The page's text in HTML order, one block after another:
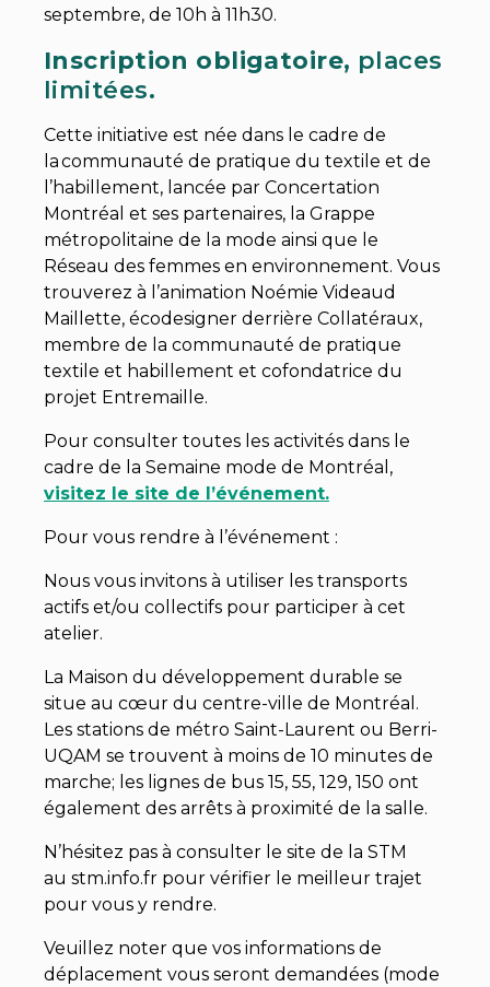
septembre, de 10h à 11h30.
Inscription obligatoire, places
limitées.
Cette initiative est née dans le cadre de
la communauté de pratique du textile et de
l’habillement, lancée par Concertation
Montréal et ses partenaires, la Grappe
métropolitaine de la mode ainsi que le
Réseau des femmes en environnement. Vous
trouverez à l’animation Noémie Videaud
Maillette, écodesigner derrière Collatéraux,
membre de la communauté de pratique
textile et habillement et cofondatrice du
projet Entremaille.
Pour consulter toutes les activités dans le
cadre de la Semaine mode de Montréal,
visitez le site de l’événement.
Pour vous rendre à l’événement :
Nous vous invitons à utiliser les transports
actifs et/ou collectifs pour participer à cet
atelier.
La Maison du développement durable se
situe au cœur du centre-ville de Montréal.
Les stations de métro Saint-Laurent ou Berri-
UQAM se trouvent à moins de 10 minutes de
marche; les lignes de bus 15, 55, 129, 150 ont
également des arrêts à proximité de la salle.
N’hésitez pas à consulter le site de la STM
au stm.info.fr pour vérifier le meilleur trajet
pour vous y rendre.
Veuillez noter que vos informations de
déplacement vous seront demandées (mode